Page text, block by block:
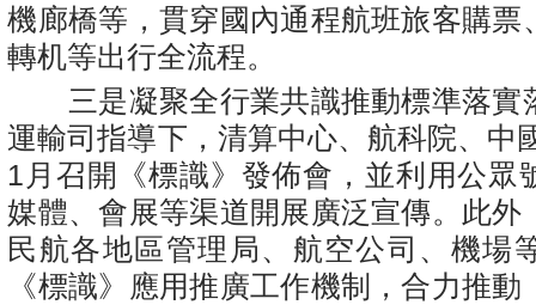
機廊橋等，貫穿國內通程航班旅客購票
轉机等出行全流程。
三是凝聚全行業共識推動標準落實
運輸司指導下，清算中心、航科院、中
1月召開《標識》發佈會，並利用公眾
媒體、會展等渠道開展廣泛宣傳。此外
民航各地區管理局、航空公司、機場
《標識》應用推廣工作機制，合力推